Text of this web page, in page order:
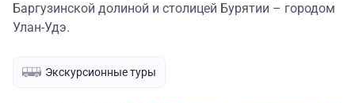
Баргузинской долиной и столицей Бурятии – городом
Улан-Удэ.
Экскурсионные туры